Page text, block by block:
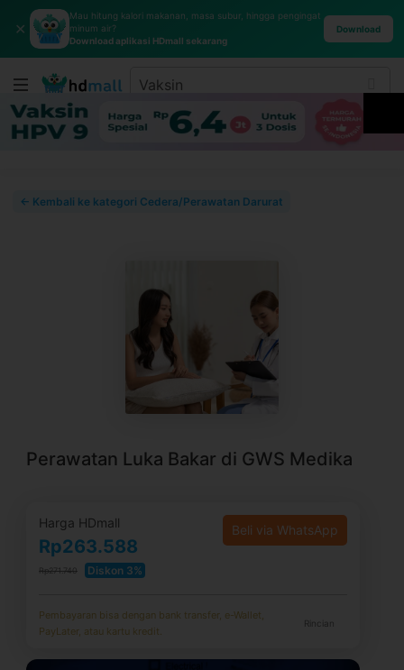
✕
Mau hitung kalori makanan, masa subur, hingga pengingat
minum air?
Download aplikasi HDmall sekarang
Download
← Kembali ke kategori Cedera/Perawatan Darurat
Perawatan Luka Bakar di GWS Medika
Harga HDmall
Rp263.588
Rp271.740 Diskon 3%
Beli via WhatsApp
Pembayaran bisa dengan bank transfer, e-Wallet,
PayLater, atau kartu kredit.
Rincian